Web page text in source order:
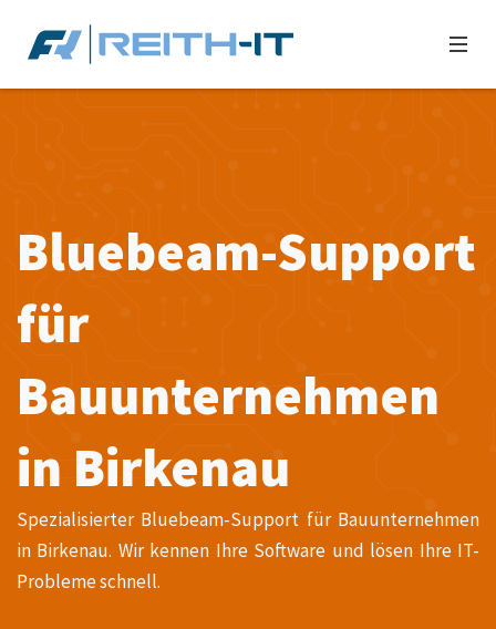
Bluebeam-Support
für
Bauunternehmen
in Birkenau
Spezialisierter Bluebeam-Support für Bauunternehmen
in Birkenau. Wir kennen Ihre Software und lösen Ihre IT-
Probleme schnell.